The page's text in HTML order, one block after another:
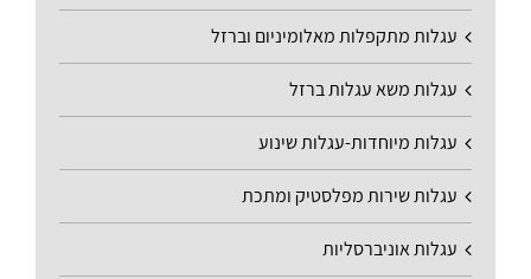
עגלות מתקפלות מאלומיניום וברזל
עגלות משא עגלות ברזל
עגלות מיוחדות-עגלות שינוע
עגלות שירות מפלסטיק ומתכת
עגלות אוניברסליות